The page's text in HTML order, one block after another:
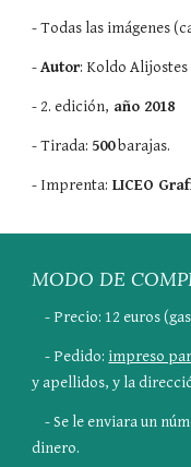
- Todas las imágenes
- Autor: Koldo
- 2. edición, año 2018
- Tirada: 500 barajas.
- Imprenta: LICEO
MODO DE
- Precio: 12 euros
    - Pedido:
impreso
y apellidos, y la
    - Se le enviara un número de cuenta en donde ingresar el
dinero.